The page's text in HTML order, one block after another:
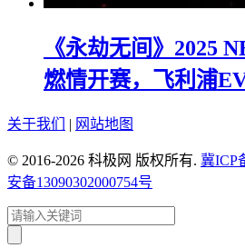
《永劫无间》2025
燃情开赛，飞利浦
关于我们 | 网站地图
© 2016-2026 科极网 版权所有. 冀ICP
安备13090302000754号